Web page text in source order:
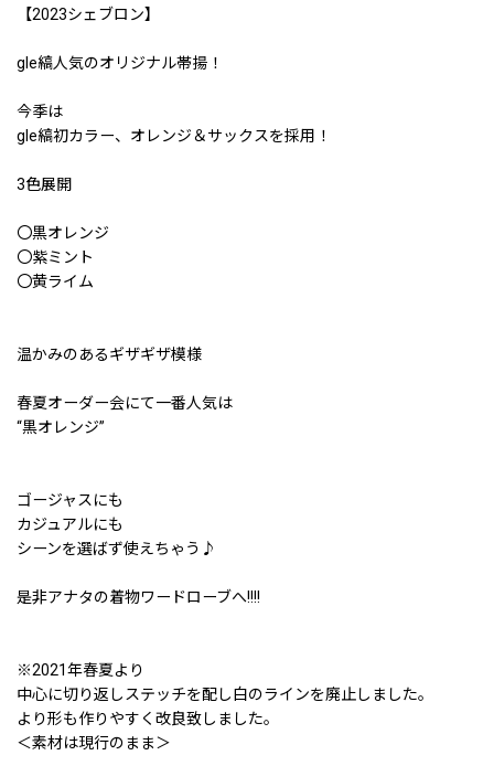
【2023シェブロン】
gle縞人気のオリジナル帯揚！
今季は
gle縞初カラー、オレンジ＆サックスを採用！
3色展開
〇黒オレンジ
〇紫ミント
〇黄ライム
温かみのあるギザギザ模様
春夏オーダー会にて一番人気は
“黒オレンジ”
ゴージャスにも
カジュアルにも
シーンを選ばず使えちゃう♪
是非アナタの着物ワードローブへ!!!!
※2021年春夏より
中心に切り返しステッチを配し白のラインを廃止しました。
より形も作りやすく改良致しました。
＜素材は現行のまま＞